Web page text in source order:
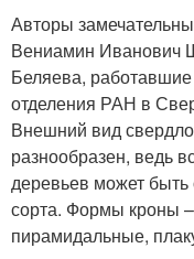
Авторы
Вениамин Иванович
Беляева, работавшие
отделения РАН в
Внешний вид
разнообразен, ведь
деревьев может быть
сорта. Формы кроны
пирамидальные,